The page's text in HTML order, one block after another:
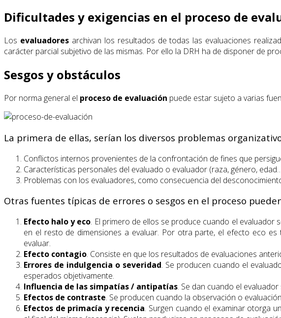
Dificultades y exigencias en el proceso de
Los evaluadoresarchivan los resultados de todas las evaluaciones
carácter parcial subjetivo de las mismas. Por ello la DRH ha de disponer de
Sesgos y obstáculos
Por norma general el proceso de evaluación puede estar sujeto a varias
La primera de ellas, serían los diversos problemas
Conflictos internos provenientes de la confrontación de fines que
Características personales del evaluado o evaluador (raza, género,
Problemas con los evaluadores, como consecuencia del
Otras fuentes típicas de errores o sesgos en el proceso
Efecto halo y eco. El primero de ellos se produce cuando el evaluador
en el resto de dimensiones a evaluar. Por otra parte, el efecto eco
evaluar.
Efecto contagio. Consiste en que los resultados de evaluaciones
Errores de indulgencia o severidad. Se producen cuando el
esperados objetivamente.
Influencia de las simpatías / antipatías. Se dan cuando el
Efectos de contraste. Se producen cuando la observación o
Efectos de primacía y recencia. Surgen cuando el examinar otorga